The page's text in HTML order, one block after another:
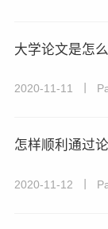
大学论文是怎
2020-11-11 丨
怎样顺利通过
2020-11-12 丨